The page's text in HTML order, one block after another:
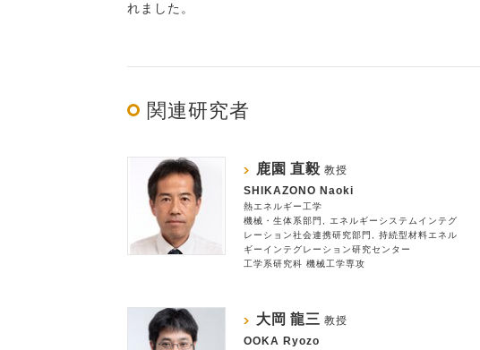
れました。
関連研究者
鹿園 直毅 教授
SHIKAZONO Naoki
熱エネルギー工学
機械・生体系部門
エネルギーシステムインテグ
レーション社会連携研究部門
持続型材料エネル
ギーインテグレーション研究センター
工学系研究科 機械工学専攻
大岡 龍三 教授
OOKA Ryozo